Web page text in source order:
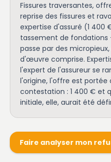
Fissures traversantes,
reprise des fissures et
expertise d'assuré (1 400
tassement de fondations
passe par des
d'œuvre comprise.
l'expert de l'assureur se
l'origine, l'offre est portée
contestation : 1 400 € et
initiale, elle, aurait été
Faire analyser mon